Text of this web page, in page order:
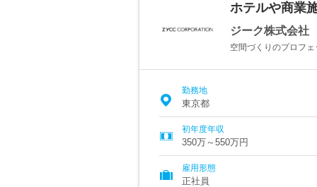
ホテルや商業
ジーク株式会社
空間づくりのプロフ
勤務地
東京都
初年度年収
350万～550万円
雇用形態
正社員